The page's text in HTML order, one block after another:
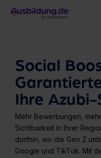
Social
Ihre
Mehr Bewerbungen,
Sichtbarkeit in Ihrer
dorthin, wo die Gen Z
Google und TikTok. Mit